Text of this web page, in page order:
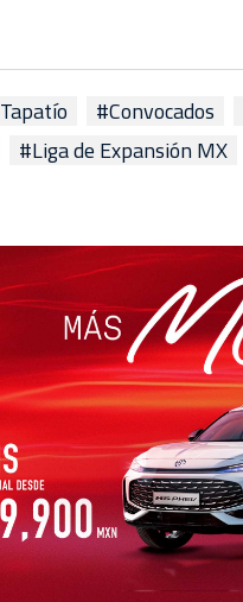
#Convocados
#Liga de Expansión MX